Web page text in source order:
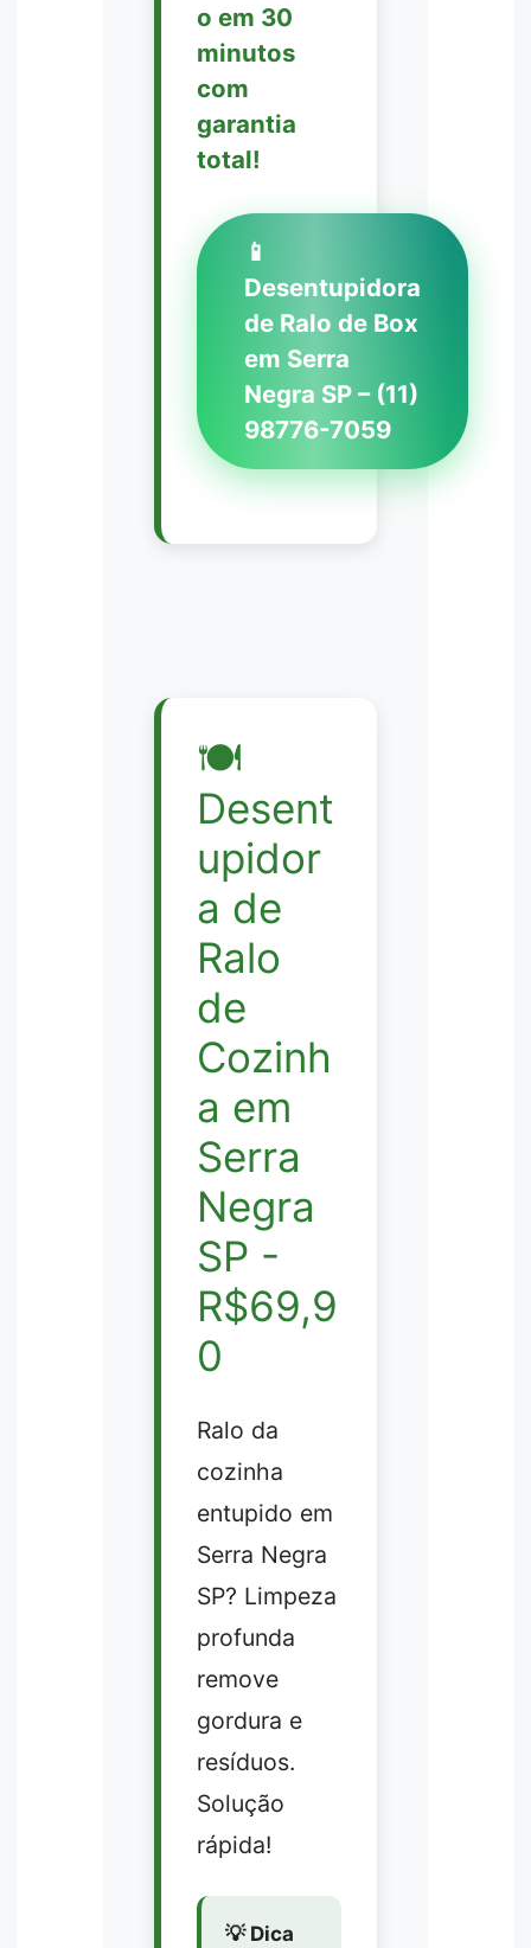
o em 30
minutos
com
garantia
total!
📱
Desentupidora
de Ralo de Box
em Serra
Negra SP – (11)
98776-7059
🍽️
Desent
upidor
a de
Ralo
de
Cozinh
a em
Serra
Negra
SP -
R$69,9
0
Ralo da
cozinha
entupido em
Serra Negra
SP? Limpeza
profunda
remove
gordura e
resíduos.
Solução
rápida!
💡 Dica